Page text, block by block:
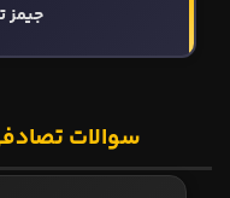
جیمز
سوالات